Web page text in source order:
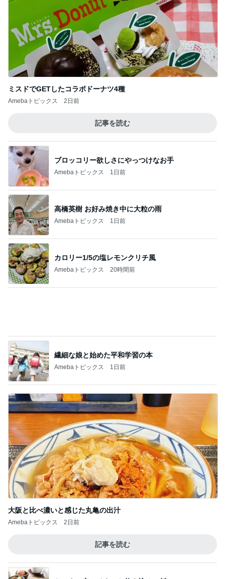
ミスドでGETしたコラボドーナツ4種
Amebaトピックス 2日前
記事を読む
ブロッコリー欲しさにやっつけなお手
Amebaトピックス 1日前
高橋英樹 お好み焼き中に大粒の雨
Amebaトピックス 1日前
カロリー1/5の塩レモンクリチ風
Amebaトピックス 20時間前
繊細な娘と始めた平和学習の本
Amebaトピックス 1日前
大阪と比べ濃いと感じた丸亀の出汁
Amebaトピックス 2日前
記事を読む